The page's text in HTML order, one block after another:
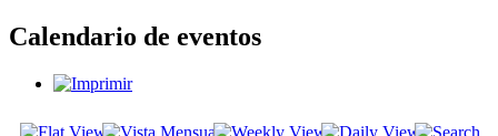
Calendario de eventos